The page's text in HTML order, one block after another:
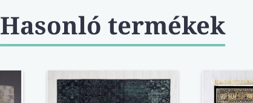
Hasonló termékek